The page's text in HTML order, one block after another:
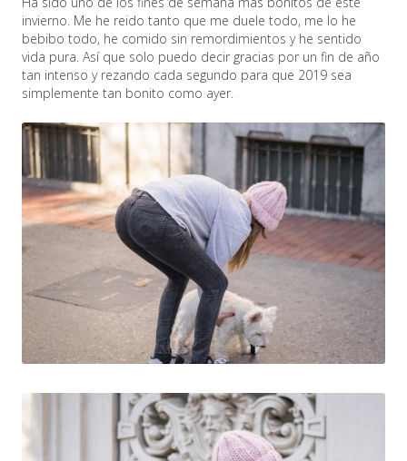
invierno. Me he reido tanto que me duele todo, me lo he
bebibo todo, he comido sin remordimientos y he sentido
vida pura. Así que solo puedo decir gracias por un fin de año
tan intenso y rezando cada segundo para que 2019 sea
simplemente tan bonito como ayer.